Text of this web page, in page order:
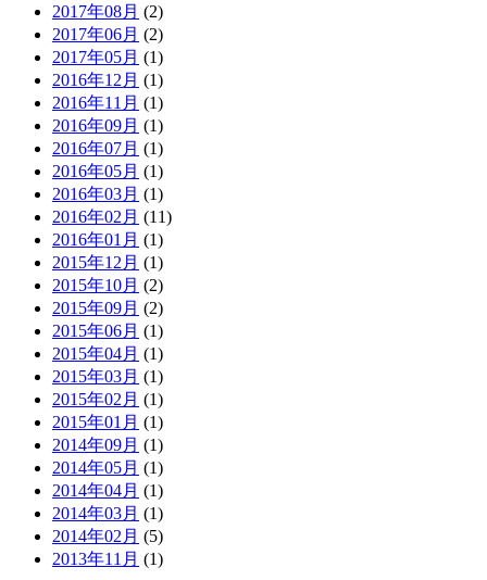
2017年08月 (2)
2017年06月 (2)
2017年05月 (1)
2016年12月 (1)
2016年11月 (1)
2016年09月 (1)
2016年07月 (1)
2016年05月 (1)
2016年03月 (1)
2016年02月 (11)
2016年01月 (1)
2015年12月 (1)
2015年10月 (2)
2015年09月 (2)
2015年06月 (1)
2015年04月 (1)
2015年03月 (1)
2015年02月 (1)
2015年01月 (1)
2014年09月 (1)
2014年05月 (1)
2014年04月 (1)
2014年03月 (1)
2014年02月 (5)
2013年11月 (1)